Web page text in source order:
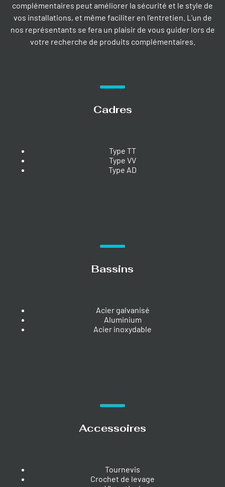
complémentaires peut améliorer la sécurité et le style de
vos installations, et même faciliter en l’entretien. L’un de
nos représentants se fera un plaisir de vous guider lors de
votre recherche de produits complémentaires.
Cadres
Type TT
Type VV
Type AD
Bassins
Acier galvanisé
Aluminium
Acier inoxydable
Accessoires
Tournevis
Crochet de levage